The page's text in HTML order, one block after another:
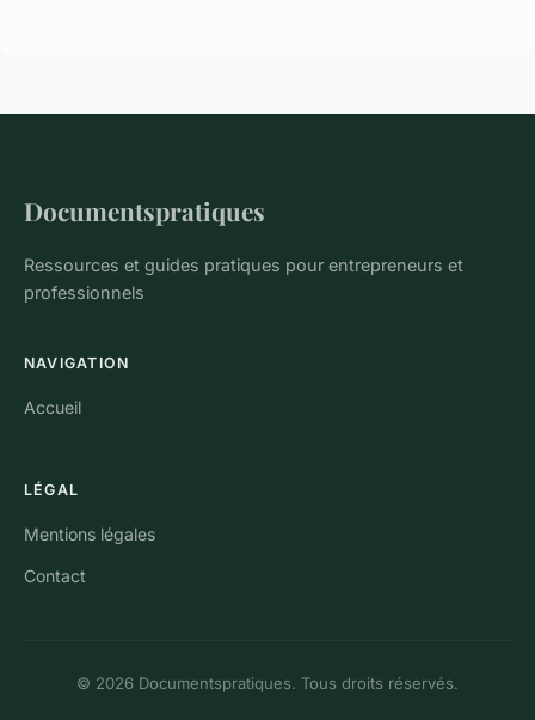
Documentspratiques
Ressources et guides pratiques pour entrepreneurs et
professionnels
NAVIGATION
Accueil
LÉGAL
Mentions légales
Contact
© 2026 Documentspratiques. Tous droits réservés.